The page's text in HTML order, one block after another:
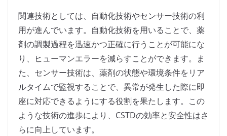
関連技術としては、自動化技術やセンサー技術の利
用が進んでいます。自動化技術を用いることで、薬
剤の調製過程を迅速かつ正確に行うことが可能にな
り、ヒューマンエラーを減らすことができます。ま
た、センサー技術は、薬剤の状態や環境条件をリア
ルタイムで監視することで、異常が発生した際に即
座に対応できるようにする役割を果たします。この
ような技術の進歩により、CSTDの効率と安全性はさ
らに向上しています。